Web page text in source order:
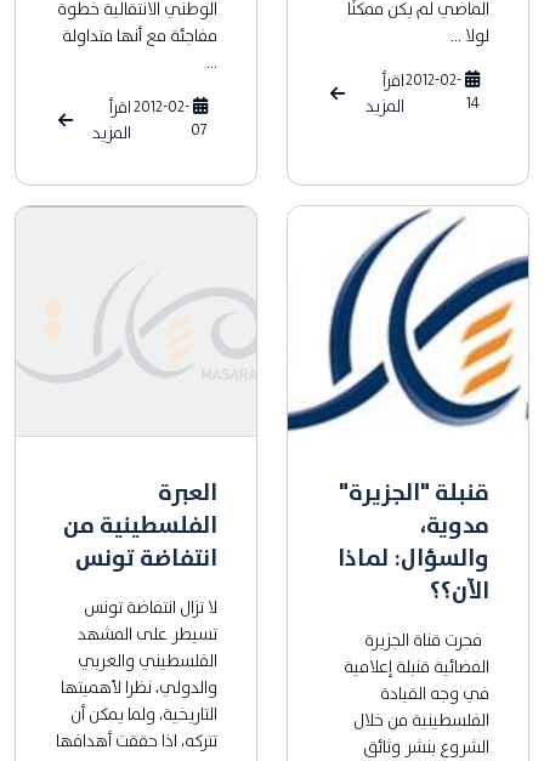
الماضي لم يكن ممكنًا
لولا ...
2012-02-
14
اقرأ
المزيد
الوطني الانتقالية خطوة
مفاجئة مع أنها متداولة
2012-02-
07
اقرأ
المزيد
قنبلة "الجزيرة"
مدوية،
والسؤال: لماذا
الآن؟؟
فجرت قناة الجزيرة
الفضائية قنبلة إعلامية
في وجه القيادة
الفلسطينية من خلال
الشروع بنشر وثائق
العبرة
الفلسطينية من
انتفاضة تونس
لا تزال انتفاضة تونس
تسيطر على المشهد
الفلسطيني والعربي
والدولي، نظرا لأهميتها
التاريخية، ولما يمكن أن
تتركه، اذا حققت أهدافها